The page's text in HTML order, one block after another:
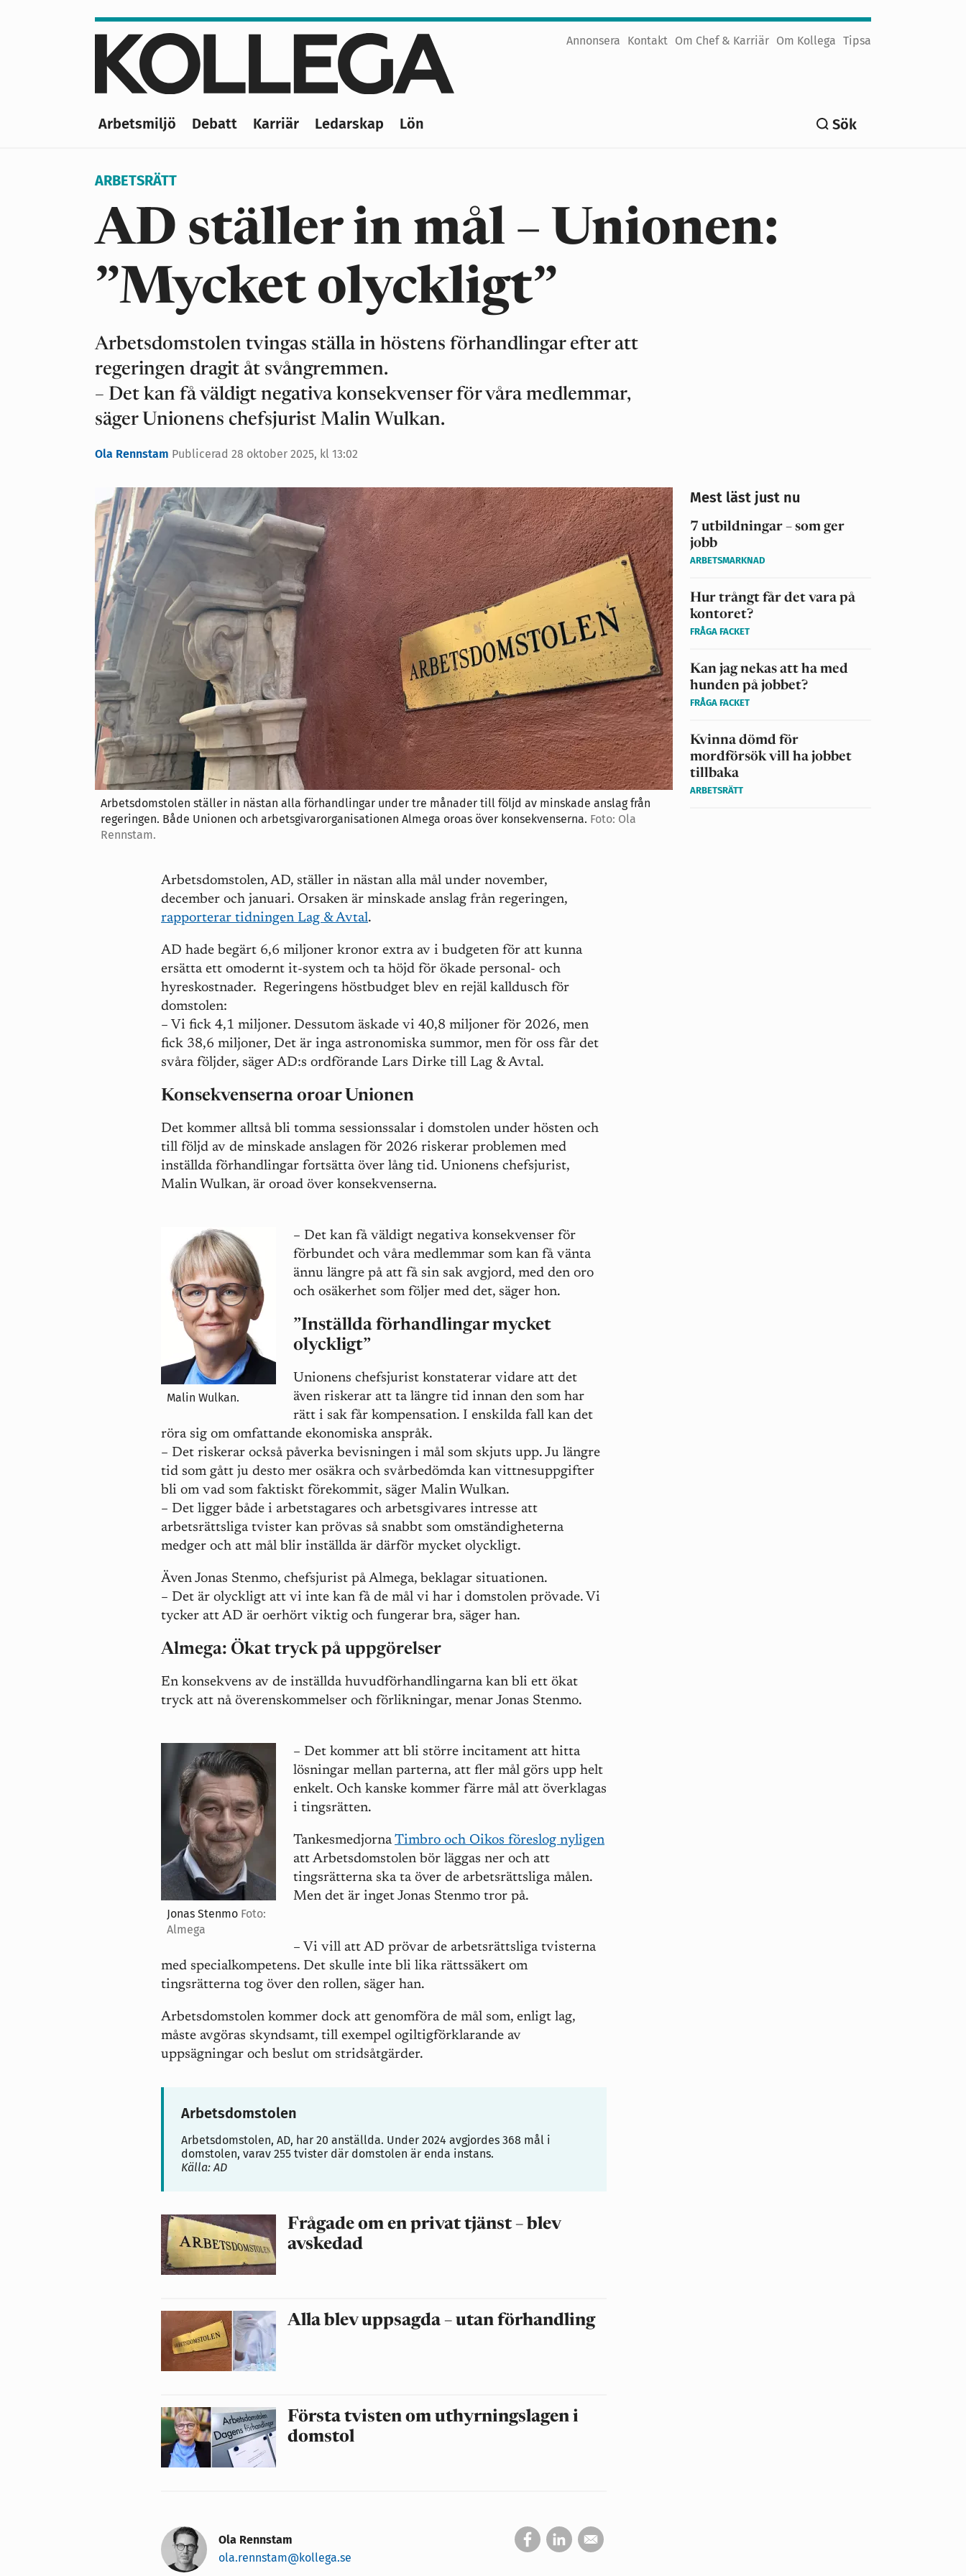
Annonsera Kontakt Om Chef & Karriär Om Kollega Tipsa
Arbetsmiljö Debatt Karriär Ledarskap Lön Sök
ARBETSRÄTT
AD ställer in mål – Unionen:
”Mycket olyckligt”
Arbetsdomstolen tvingas ställa in höstens förhandlingar efter att
regeringen dragit åt svångremmen.
– Det kan få väldigt negativa konsekvenser för våra medlemmar,
säger Unionens chefsjurist Malin Wulkan.
Ola Rennstam Publicerad 28 oktober 2025, kl 13:02
Arbetsdomstolen ställer in nästan alla förhandlingar under tre månader till följd av minskade anslag från
regeringen. Både Unionen och arbetsgivarorganisationen Almega oroas över konsekvenserna. Foto: Ola
Rennstam.
Arbetsdomstolen, AD, ställer in nästan alla mål under november,
december och januari. Orsaken är minskade anslag från regeringen,
rapporterar tidningen Lag & Avtal.
AD hade begärt 6,6 miljoner kronor extra av i budgeten för att kunna
ersätta ett omodernt it-system och ta höjd för ökade personal- och
hyreskostnader. Regeringens höstbudget blev en rejäl kalldusch för
domstolen:
– Vi fick 4,1 miljoner. Dessutom äskade vi 40,8 miljoner för 2026, men
fick 38,6 miljoner, Det är inga astronomiska summor, men för oss får det
svåra följder, säger AD:s ordförande Lars Dirke till Lag & Avtal.
Konsekvenserna oroar Unionen
Det kommer alltså bli tomma sessionssalar i domstolen under hösten och
till följd av de minskade anslagen för 2026 riskerar problemen med
inställda förhandlingar fortsätta över lång tid. Unionens chefsjurist,
Malin Wulkan, är oroad över konsekvenserna.
Malin Wulkan.
– Det kan få väldigt negativa konsekvenser för
förbundet och våra medlemmar som kan få vänta
ännu längre på att få sin sak avgjord, med den oro
och osäkerhet som följer med det, säger hon.
”Inställda förhandlingar mycket
olyckligt”
Unionens chefsjurist konstaterar vidare att det
även riskerar att ta längre tid innan den som har
rätt i sak får kompensation. I enskilda fall kan det
röra sig om omfattande ekonomiska anspråk.
– Det riskerar också påverka bevisningen i mål som skjuts upp. Ju längre
tid som gått ju desto mer osäkra och svårbedömda kan vittnesuppgifter
bli om vad som faktiskt förekommit, säger Malin Wulkan.
– Det ligger både i arbetstagares och arbetsgivares intresse att
arbetsrättsliga tvister kan prövas så snabbt som omständigheterna
medger och att mål blir inställda är därför mycket olyckligt.
Även Jonas Stenmo, chefsjurist på Almega, beklagar situationen.
– Det är olyckligt att vi inte kan få de mål vi har i domstolen prövade. Vi
tycker att AD är oerhört viktig och fungerar bra, säger han.
Almega: Ökat tryck på uppgörelser
En konsekvens av de inställda huvudförhandlingarna kan bli ett ökat
tryck att nå överenskommelser och förlikningar, menar Jonas Stenmo.
Jonas Stenmo Foto:
Almega
– Det kommer att bli större incitament att hitta
lösningar mellan parterna, att fler mål görs upp helt
enkelt. Och kanske kommer färre mål att överklagas
i tingsrätten.
Tankesmedjorna Timbro och Oikos föreslog nyligen
att Arbetsdomstolen bör läggas ner och att
tingsrätterna ska ta över de arbetsrättsliga målen.
Men det är inget Jonas Stenmo tror på.
– Vi vill att AD prövar de arbetsrättsliga tvisterna
med specialkompetens. Det skulle inte bli lika rättssäkert om
tingsrätterna tog över den rollen, säger han.
Arbetsdomstolen kommer dock att genomföra de mål som, enligt lag,
måste avgöras skyndsamt, till exempel ogiltigförklarande av
uppsägningar och beslut om stridsåtgärder.
Arbetsdomstolen
Arbetsdomstolen, AD, har 20 anställda. Under 2024 avgjordes 368 mål i
domstolen, varav 255 tvister där domstolen är enda instans.
Källa: AD
Frågade om en privat tjänst – blev
avskedad
Alla blev uppsagda – utan förhandling
Första tvisten om uthyrningslagen i
domstol
Ola Rennstam
ola.rennstam@kollega.se
Mest läst just nu
7 utbildningar – som ger
jobb
ARBETSMARKNAD
Hur trångt får det vara på
kontoret?
FRÅGA FACKET
Kan jag nekas att ha med
hunden på jobbet?
FRÅGA FACKET
Kvinna dömd för
mordförsök vill ha jobbet
tillbaka
ARBETSRÄTT